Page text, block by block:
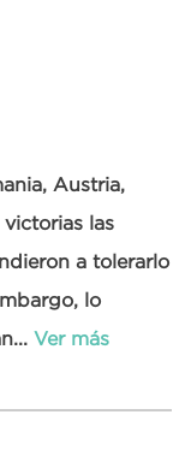
Austria,
victorias las
a tolerarlo
lo
Ver más